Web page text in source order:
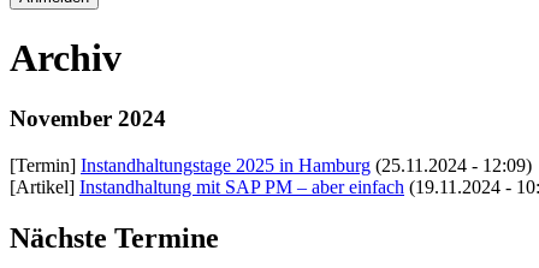
Archiv
November 2024
[Termin] Instandhaltungstage 2025 in Hamburg (25.11.2024 - 12:09)
[Artikel] Instandhaltung mit SAP PM – aber einfach (19.11.2024 -
Nächste Termine